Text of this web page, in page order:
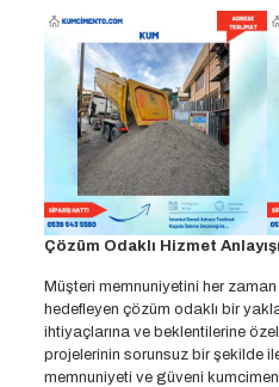
Çözüm Odaklı Hizmet Anlayışı
Müşteri memnuniyetini her
hedefleyen çözüm odaklı bir
ihtiyaçlarına ve beklentilerine
projelerinin sorunsuz bir şekilde
memnuniyeti ve güveni